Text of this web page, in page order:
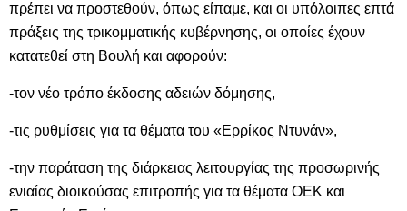
πρέπει να προστεθούν, όπως είπαμε, και οι υπόλοιπες επτά
πράξεις της τρικομματικής κυβέρνησης, οι οποίες έχουν
κατατεθεί στη Βουλή και αφορούν:
-τον νέο τρόπο έκδοσης αδειών δόμησης,
-τις ρυθμίσεις για τα θέματα του «Ερρίκος Ντυνάν»,
-την παράταση της διάρκειας λειτουργίας της προσωρινής
ενιαίας διοικούσας επιτροπής για τα θέματα ΟΕΚ και